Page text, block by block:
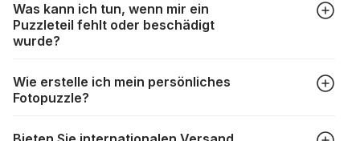
Was kann ich tun, wenn mir ein
Puzzleteil fehlt oder beschädigt
wurde?
aber trotzdem kann es vorkommen, dass Teile beschädigt
werden oder verloren gehen. Mit solchen Fällen gehen
https://www.puzzle.de/puzzleteile-fehlen.html
Wie erstelle ich mein persönliches
Fotopuzzle?